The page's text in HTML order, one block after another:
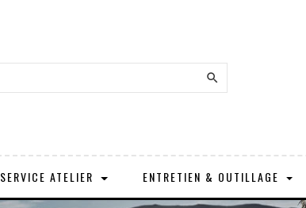

SERVICE ATELIER ENTRETIEN & OUTILLAGE